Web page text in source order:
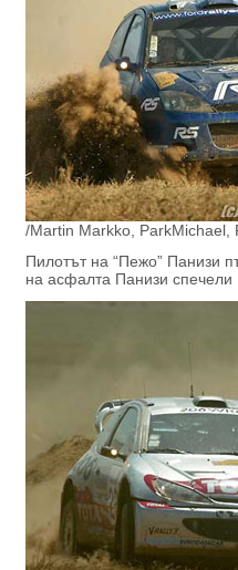
/Martin Markko, ParkMichael,
Пилотът на “Пежо” Панизи
на асфалта Панизи спечели